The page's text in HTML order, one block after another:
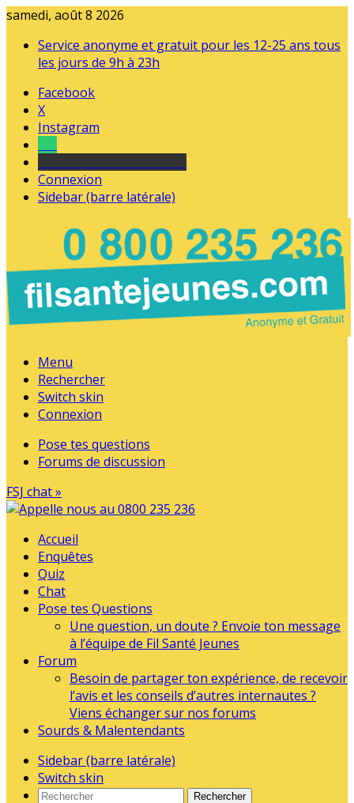
samedi, août 8 2026
Service anonyme et gratuit pour les 12-25 ans tous
les jours de 9h à 23h
Facebook
X
Instagram
Connexion
Sidebar (barre latérale)
Menu
Rechercher
Switch skin
Connexion
Pose tes questions
Forums de discussion
FSJ chat »
Accueil
Enquêtes
Quiz
Chat
Pose tes Questions
Une question, un doute ? Envoie ton message
à l’équipe de Fil Santé Jeunes
Forum
Besoin de partager ton expérience, de recevoir
l’avis et les conseils d’autres internautes ?
Viens échanger sur nos forums
Sourds & Malentendants
Sidebar (barre latérale)
Switch skin
Rechercher